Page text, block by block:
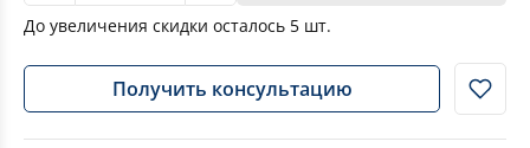
До увеличения скидки осталось 5 шт.
Получить консультацию